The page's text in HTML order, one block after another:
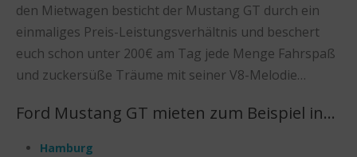
den Mietwagen besticht der Mustang GT durch ein
einmaliges Preis-Leistungsverhältnis und beschert
euch schon unter 200€ am Tag jede Menge Fahrspaß
und zuckersüße Träume mit seiner V8-Melodie…
Ford Mustang GT mieten zum Beispiel in…
Hamburg